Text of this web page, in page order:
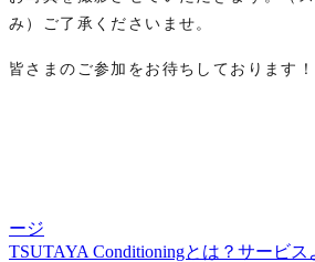
み）ご了承くださいませ。
皆さまのご参加をお待ちしております！
ージ
TSUTAYA Conditioningとは？ サービス